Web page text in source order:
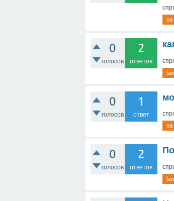
0
голосов
2
ответов
lan
0
голосов
1
ответ
0
голосов
2
ответов
lan